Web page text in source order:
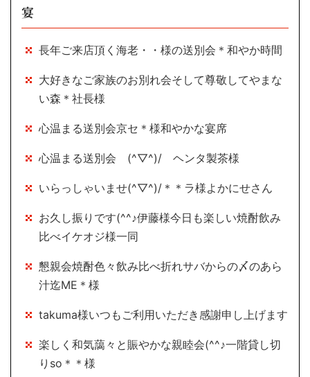
宴
長年ご来店頂く海老・・様の送別会＊和やか時間
大好きなご家族のお別れ会そして尊敬してやまな
い森＊社長様
心温まる送別会京セ＊様和やかな宴席
心温まる送別会 (^▽^)/ ヘンタ製茶様
いらっしゃいませ(^▽^)/＊＊ラ様よかにせさん
お久し振りです(^^♪伊藤様今日も楽しい焼酎飲み
比べイケオジ様一同
懇親会焼酎色々飲み比べ折れサバからの〆のあら
汁迄ME＊様
takuma様いつもご利用いただき感謝申し上げます
楽しく和気藹々と賑やかな親睦会(^^♪一階貸し切
りso＊＊様